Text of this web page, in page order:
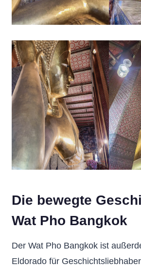
Die bewegte
Wat Pho Bangkok
Der Wat Pho Bangkok ist
Eldorado für